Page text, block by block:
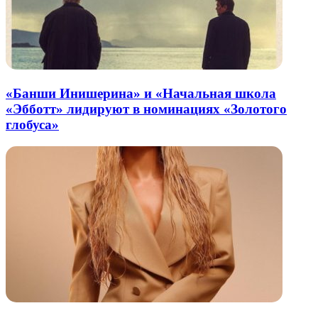
«Банши Инишерина» и «Начальная школа
«Эбботт» лидируют в номинациях «Золотого
глобуса»